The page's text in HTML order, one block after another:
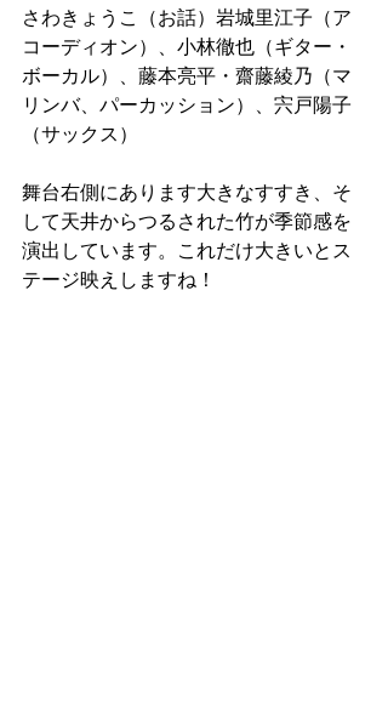
さわきょうこ（お話）岩城里江子（ア
コーディオン）、小林徹也（ギター・
ボーカル）、藤本亮平・齋藤綾乃（マ
リンバ、パーカッション）、宍戸陽子
（サックス）
舞台右側にあります大きなすすき、そ
して天井からつるされた竹が季節感を
演出しています。これだけ大きいとス
テージ映えしますね！